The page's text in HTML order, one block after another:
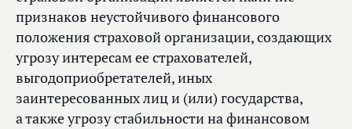
признаков неустойчивого финансового
положения страховой организации, создающих
угрозу интересам ее страхователей,
выгодоприобретателей, иных
заинтересованных лиц и (или) государства,
а также угрозу стабильности на финансовом